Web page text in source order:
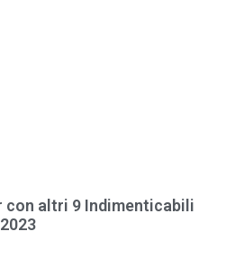
con altri 9 Indimenticabili